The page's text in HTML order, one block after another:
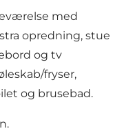
med
opredning, stue
og tv
fryser,
og brusebad.